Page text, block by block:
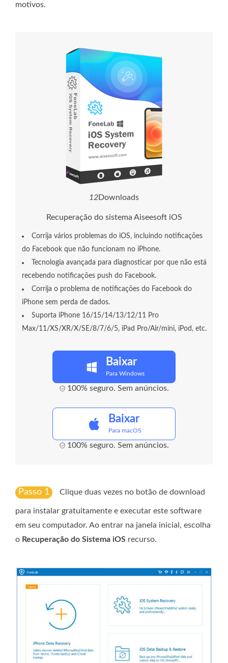
motivos.
12Downloads
Recuperação do sistema Aiseesoft iOS
Corrija vários problemas do iOS, incluindo notificações
do Facebook que não funcionam no iPhone.
Tecnologia avançada para diagnosticar por que não está
recebendo notificações push do Facebook.
Corrija o problema de notificações do Facebook do
iPhone sem perda de dados.
Suporta iPhone 16/15/14/13/12/11 Pro
Max/11/XS/XR/X/SE/8/7/6/5, iPad Pro/Air/mini, iPod, etc.
Baixar
Para Windows
100% seguro. Sem anúncios.
Baixar
Para macOS
100% seguro. Sem anúncios.
Passo 1 Clique duas vezes no botão de download
para instalar gratuitamente e executar este software
em seu computador. Ao entrar na janela inicial, escolha
o Recuperação do Sistema iOS recurso.